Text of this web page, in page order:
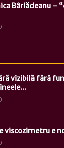
Bârlădeanu –
vizibilă fără
viscozimetru e